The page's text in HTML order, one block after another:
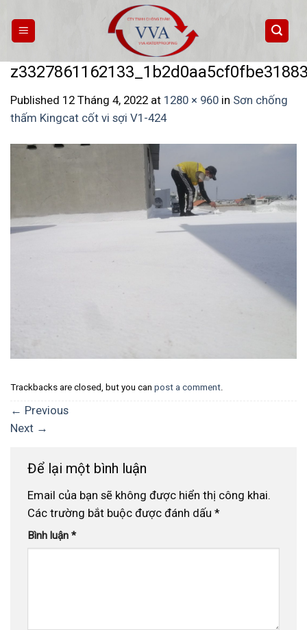
content
Published 12 Tháng 4, 2022 at 1280 × 960 in Sơn chống
thấm Kingcat cốt vi sợi V1-424
Trackbacks are closed, but you can post a comment.
← Previous
Next →
Để lại một bình luận
Email của bạn sẽ không được hiển thị công khai.
Các trường bắt buộc được đánh dấu *
Bình luận *